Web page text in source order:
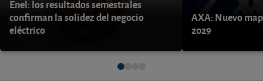
Enel: los resultados semestrales
confirman la solidez del negocio
eléctrico
AXA: Nuevo
2029